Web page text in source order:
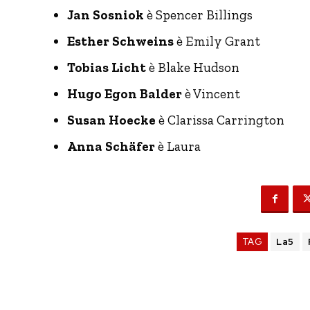
Jan Sosniok è Spencer Billings
Esther Schweinsè Emily Grant
Tobias Lichtè Blake Hudson
Hugo Egon Balderè Vincent
Susan Hoecke è Clarissa Carrington
Anna Schäferè Laura
TAG La5